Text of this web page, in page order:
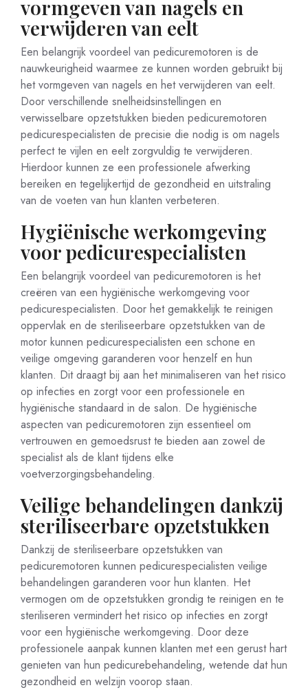
vormgeven van nagels en
verwijderen van eelt
Een belangrijk voordeel van pedicuremotoren is de
nauwkeurigheid waarmee ze kunnen worden gebruikt bij
het vormgeven van nagels en het verwijderen van eelt.
Door verschillende snelheidsinstellingen en
verwisselbare opzetstukken bieden pedicuremotoren
pedicurespecialisten de precisie die nodig is om nagels
perfect te vijlen en eelt zorgvuldig te verwijderen.
Hierdoor kunnen ze een professionele afwerking
bereiken en tegelijkertijd de gezondheid en uitstraling
van de voeten van hun klanten verbeteren.
Hygiënische werkomgeving
voor pedicurespecialisten
Een belangrijk voordeel van pedicuremotoren is het
creëren van een hygiënische werkomgeving voor
pedicurespecialisten. Door het gemakkelijk te reinigen
oppervlak en de steriliseerbare opzetstukken van de
motor kunnen pedicurespecialisten een schone en
veilige omgeving garanderen voor henzelf en hun
klanten. Dit draagt bij aan het minimaliseren van het risico
op infecties en zorgt voor een professionele en
hygiënische standaard in de salon. De hygiënische
aspecten van pedicuremotoren zijn essentieel om
vertrouwen en gemoedsrust te bieden aan zowel de
specialist als de klant tijdens elke
voetverzorgingsbehandeling.
Veilige behandelingen dankzij
steriliseerbare opzetstukken
Dankzij de steriliseerbare opzetstukken van
pedicuremotoren kunnen pedicurespecialisten veilige
behandelingen garanderen voor hun klanten. Het
vermogen om de opzetstukken grondig te reinigen en te
steriliseren vermindert het risico op infecties en zorgt
voor een hygiënische werkomgeving. Door deze
professionele aanpak kunnen klanten met een gerust hart
genieten van hun pedicurebehandeling, wetende dat hun
gezondheid en welzijn voorop staan.